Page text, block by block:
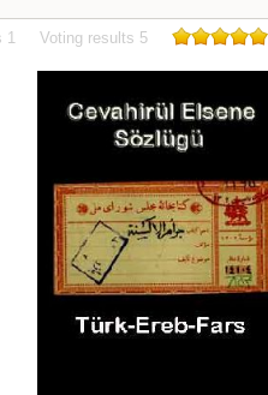
1 Voting results 5